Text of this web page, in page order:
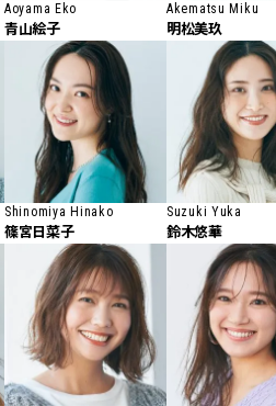
Aoyama Eko
青山絵子
Akematsu Miku
明松美玖
Shinomiya Hinako
篠宮日菜子
Suzuki Yuka
鈴木悠華